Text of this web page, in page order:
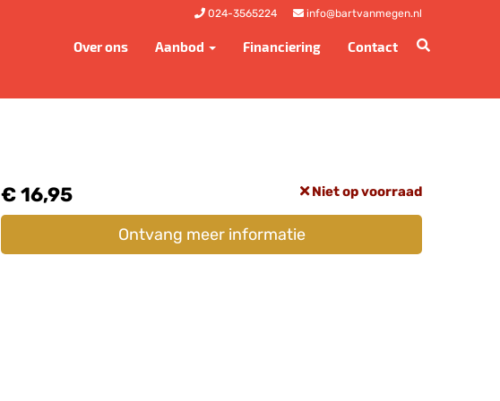
024-3565224 info@bartvanmegen.nl
Over ons Aanbod Financiering Contact
€ 16,95 Niet op voorraad
Ontvang meer informatie